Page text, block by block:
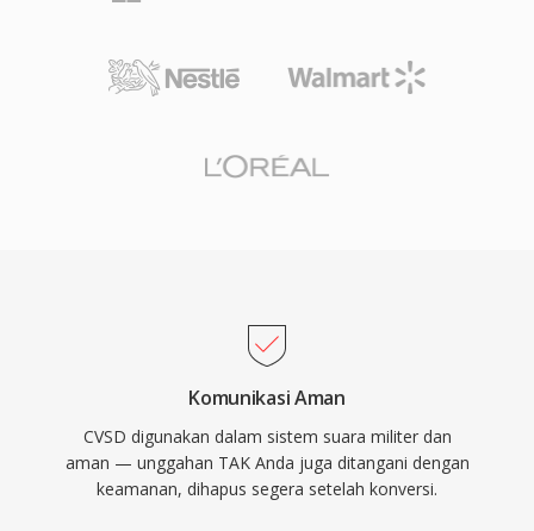
Komunikasi Aman
CVSD digunakan dalam sistem suara militer dan
aman — unggahan TAK Anda juga ditangani dengan
keamanan, dihapus segera setelah konversi.